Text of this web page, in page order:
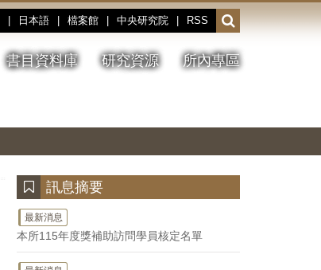
日本語 檔案館 中央研究院 RSS
開
啟
或
收
書目資料庫 研究資源 所內專區
停、
圖
圖
結
訊息摘要
最新消息
本所115年度獎補助訪問學員核定名單